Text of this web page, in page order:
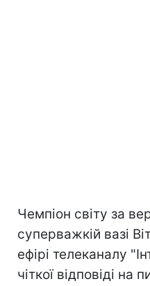
Чемпіон світу за
суперважкій вазі
ефірі телеканалу
чіткої відповіді на